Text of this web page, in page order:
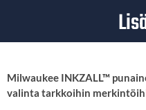
Milwaukee INKZALL™
valinta tarkkoihin